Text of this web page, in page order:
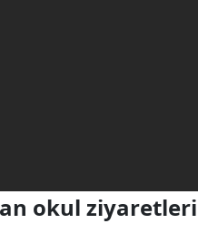
okul ziyaretleri